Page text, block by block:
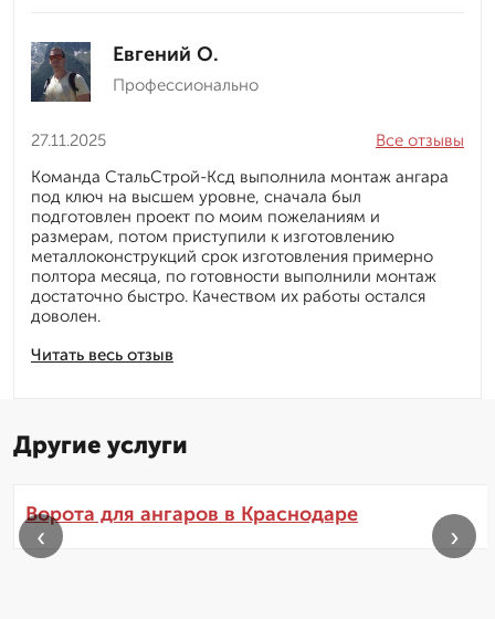
Евгений О.
Профессионально
27.11.2025
Читать весь отзыв
Все отзывы
Команда СтальСтрой-Ксд выполнила монтаж ангара
под ключ на высшем уровне, сначала был
подготовлен проект по моим пожеланиям и
размерам, потом приступили к изготовлению
металлоконструкций срок изготовления примерно
полтора месяца, по готовности выполнили монтаж
достаточно быстро. Качеством их работы остался
доволен.
Другие услуги
Ворота для ангаров в Краснодаре
‹ ›